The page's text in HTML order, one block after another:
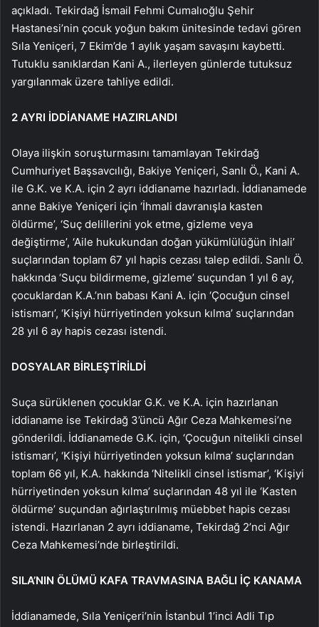
açıkladı. Tekirdağ İsmail Fehmi Cumalıoğlu Şehir
Hastanesi’nin çocuk yoğun bakım ünitesinde tedavi gören
Sıla Yeniçeri, 7 Ekim’de 1 aylık yaşam savaşını kaybetti.
Tutuklu sanıklardan Kani A., ilerleyen günlerde tutuksuz
yargılanmak üzere tahliye edildi.
2 AYRI İDDİANAME HAZIRLANDI
Olaya ilişkin soruşturmasını tamamlayan Tekirdağ
Cumhuriyet Başsavcılığı, Bakiye Yeniçeri, Sanlı Ö., Kani A.
ile G.K. ve K.A. için 2 ayrı iddianame hazırladı. İddianamede
anne Bakiye Yeniçeri için ‘İhmali davranışla kasten
öldürme’, ‘Suç delillerini yok etme, gizleme veya
değiştirme’, ‘Aile hukukundan doğan yükümlülüğün ihlali’
suçlarından toplam 67 yıl hapis cezası talep edildi. Sanlı Ö.
hakkında ‘Suçu bildirmeme, gizleme’ suçundan 1 yıl 6 ay,
çocuklardan K.A.’nın babası Kani A. için ‘Çocuğun cinsel
istismarı’, ‘Kişiyi hürriyetinden yoksun kılma’ suçlarından
28 yıl 6 ay hapis cezası istendi.
DOSYALAR BİRLEŞTİRİLDİ
Suça sürüklenen çocuklar G.K. ve K.A. için hazırlanan
iddianame ise Tekirdağ 3’üncü Ağır Ceza Mahkemesi’ne
gönderildi. İddianamede G.K. için, ‘Çocuğun nitelikli cinsel
istismarı’, ‘Kişiyi hürriyetinden yoksun kılma’ suçlarından
toplam 66 yıl, K.A. hakkında ‘Nitelikli cinsel istismar’, ‘Kişiyi
hürriyetinden yoksun kılma’ suçlarından 48 yıl ile ‘Kasten
öldürme’ suçundan ağırlaştırılmış müebbet hapis cezası
istendi. Hazırlanan 2 ayrı iddianame, Tekirdağ 2’nci Ağır
Ceza Mahkemesi’nde birleştirildi.
SILA’NIN ÖLÜMÜ KAFA TRAVMASINA BAĞLI İÇ KANAMA
İddianamede, Sıla Yeniçeri’nin İstanbul 1’inci Adli Tıp